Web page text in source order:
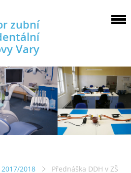
zubní
Vary
2017/2018
Přednáška DDH v ZŠ